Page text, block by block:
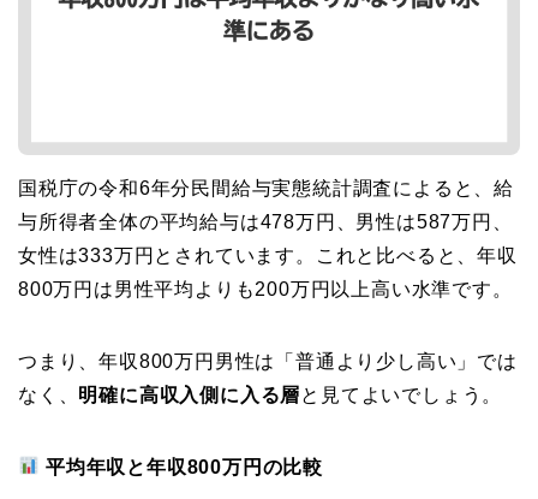
国税庁の令和6年分民間給与実態統計調査によると、給
与所得者全体の平均給与は478万円、男性は587万円、
女性は333万円とされています。これと比べると、年収
800万円は男性平均よりも200万円以上高い水準です。
つまり、年収800万円男性は「普通より少し高い」では
なく、 明確に高収入側に入る層と見てよいでしょう。
平均年収と年収800万円の比較